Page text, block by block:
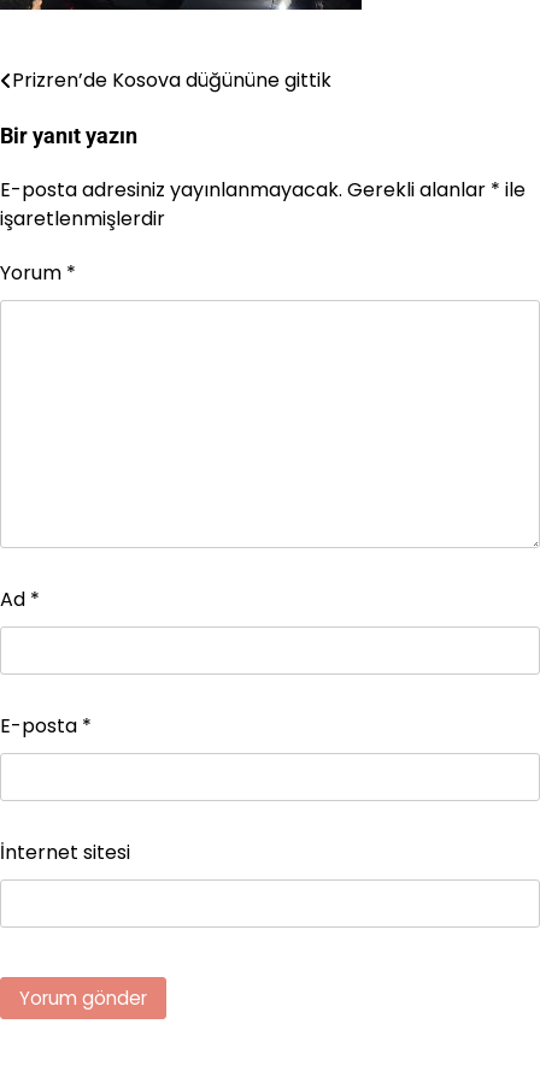
Yazı
gezinmesi
Prizren’de Kosova düğününe gittik
Bir yanıt yazın
E-posta adresiniz yayınlanmayacak. Gerekli alanlar * ile
işaretlenmişlerdir
Yorum *
Ad *
E-posta *
İnternet sitesi